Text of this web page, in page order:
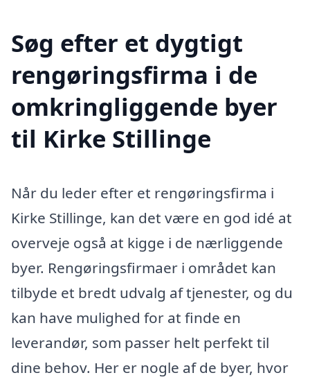
Søg efter et dygtigt
rengøringsfirma i de
omkringliggende byer
til Kirke Stillinge
Når du leder efter et rengøringsfirma i
Kirke Stillinge, kan det være en god idé at
overveje også at kigge i de nærliggende
byer. Rengøringsfirmaer i området kan
tilbyde et bredt udvalg af tjenester, og du
kan have mulighed for at finde en
leverandør, som passer helt perfekt til
dine behov. Her er nogle af de byer, hvor